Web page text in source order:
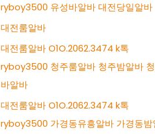
ryboy3500 유성바알바 대전당일알바
대전룸알바
대전룸알바 O1O.2062.3474 k톡
ryboy3500 청주룸알바 청주밤알바
바알바
대전룸알바 O1O.2062.3474 k톡
ryboy3500 가경동유흥알바 가경동밤